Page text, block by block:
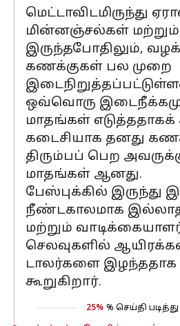
மெட்டாவிடமிருந்து
மின்னஞ்சல்கள் மற்றும்
இருந்தபோதிலும்,
கணக்குகள் பல முறை
ஒவ்வொரு
மாதங்கள் எடுத்ததாகக்
கடைசியாக தனது
திரும்பப் பெற
மாதங்கள் ஆனது.
பேஸ்புக்கில் இருந்து
நீண்டகாலமாக
மற்றும்
செலவுகளில்
டாலர்களை இழந்ததாக
கூறுகிறார்.
25% % செய்தி